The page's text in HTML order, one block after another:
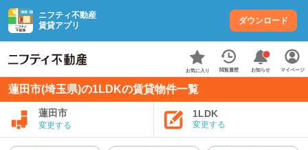
ニフティ不動産
賃貸アプリ
ダウンロード
お気に入り 閲覧履歴 お知らせ マイページ
蓮田市(埼玉県)の1LDKの賃貸物件一覧
蓮田市
変更する
1LDK
変更する